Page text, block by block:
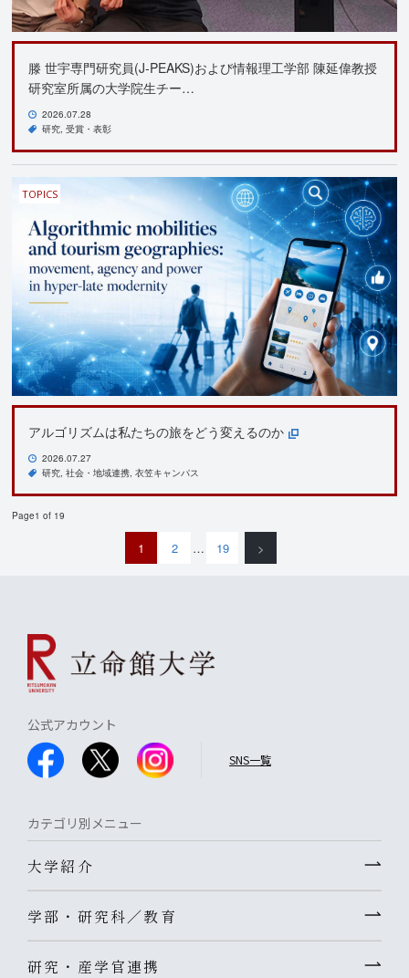
滕 世宇専門研究員(J-PEAKS)および情報理工学部 陳延偉教授
研究室所属の大学院生チー…
2026.07.28
研究 受賞・表彰
TOPICS
アルゴリズムは私たちの旅をどう変えるのか
2026.07.27
研究 社会・地域連携 衣笠キャンパス
Page1 of 19
1 2 … 19 >
公式アカウント
SNS一覧
カテゴリ別メニュー
大学紹介
学部・研究科／教育
研究・産学官連携